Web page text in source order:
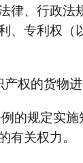
律、行政法
、专利权（
权的货物进
规定实施
有关权力。